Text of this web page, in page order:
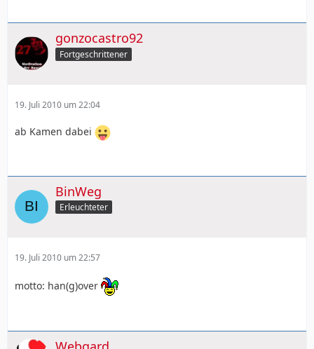
gonzocastro92
Fortgeschrittener
19. Juli 2010 um 22:04
ab Kamen dabei
BinWeg
Erleuchteter
19. Juli 2010 um 22:57
motto: han(g)over